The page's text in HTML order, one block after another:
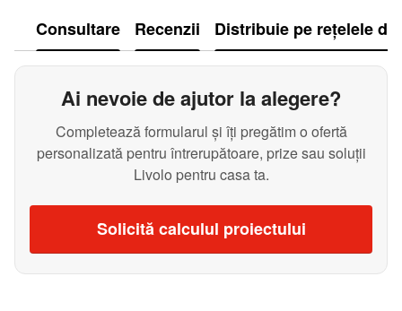
Consultare Recenzii Distribuie pe rețelele
Ai nevoie de ajutor la alegere?
Completează formularul și îți pregătim o ofertă
personalizată pentru întrerupătoare, prize sau soluții
Livolo pentru casa ta.
Solicită calculul proiectului